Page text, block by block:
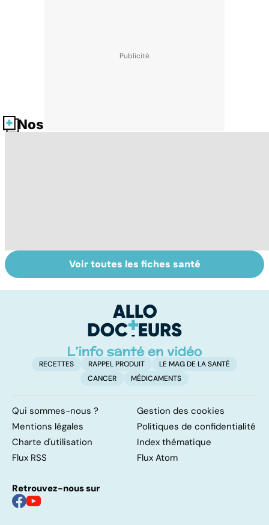
Nos fiches santé
Tout savoir sur
les infections
Inflammation des
amygdales : que
d'angine ?
Voir toutes les fiches santé
RECETTES RAPPEL PRODUIT
LE MAG DE LA SANTÉ
CANCER
MÉDICAMENTS
Qui sommes-nous ?
Gestion des cookies
Mentions légales
Politiques de confidentialité
Charte d'utilisation
Index thématique
Flux RSS
Flux Atom
Retrouvez-nous sur